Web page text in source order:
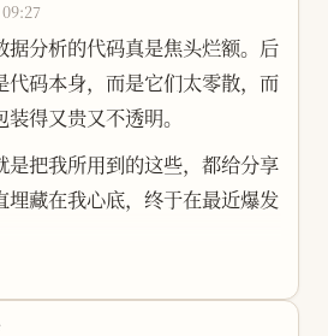
距离只有两三米，现在却是个未
到学校看杂志，翻到了一句话
不觉中和很多人见了最后一面
发现的一个同学，闲聊了几句；
给我说以后要永远有联系；是
，和余光一瞥；也可能是那次
我说“不许联系我”。
果。对 AI 的那股劲也没丢，始
哪怕只是多看一眼、多试一次。
坚强，伤痛是特别为我安排的
知道要往哪里走。
太多，时间被我分得乱七八
做完，有的干脆错过了。朋友
记到现在：“既然认识到了问
据分析的代码真是焦头烂额。后
代码本身，而是它们太零散，而
得又贵又不透明。
是把我所用到的这些，都给分享
埋藏在我心底，终于在最近爆发
（溪狸 · 析理） 诞生了。